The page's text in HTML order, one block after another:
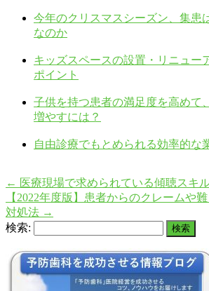
今年のクリスマスシーズン、集患
なのか
キッズスペースの設置・リニュー
ポイント
子供を持つ患者の満足度を高めて
増やすには？
自由診療でもとめられる効率的な
← 医療現場で求められている傾聴スキ
【2022年度版】患者からのクレームや
対処法 →
検索: